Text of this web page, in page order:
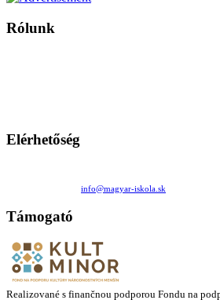
Rólunk
Elérhetőség
info@magyar-iskola.sk
Támogató
Realizované s finančnou podporou Fondu na